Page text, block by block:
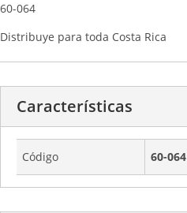
60-064
Distribuye para toda Costa Rica
Características
Código 60-064